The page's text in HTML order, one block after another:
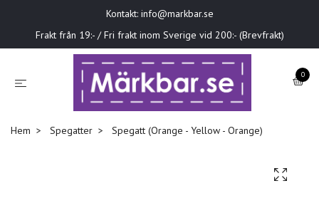
Kontakt: info@markbar.se
Frakt från 19:- / Fri frakt inom Sverige vid 200:- (Brevfrakt)
0
Hem Spegatter Spegatt (Orange - Yellow - Orange)